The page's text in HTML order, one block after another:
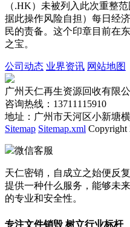
（.HK）未被列入此次重整
据此操作风险自担）每日经
民的责备。这个印章目前在
之宝。
公司动态 业界资讯 网站地图
广州天仁再生资源回收有限公
咨询热线：13711115910
地址：广州市天河区小新塘
Sitemap Sitemap.xml Copyright
微信客服
天仁密销，自成立之始便反复
提供一种什么服务，能够未
的专业和安全性。
专注文件销毁 树立行业标杆